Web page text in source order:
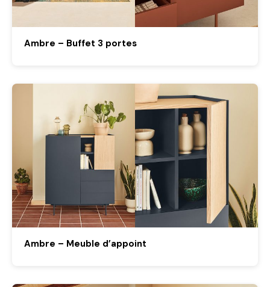
Ambre – Buffet 3 portes
Ambre – Meuble d’appoint